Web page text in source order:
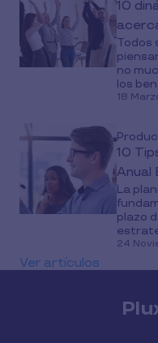
10
Todos
no
los
18
10
Anual
La
plazo
24
Ver artículos